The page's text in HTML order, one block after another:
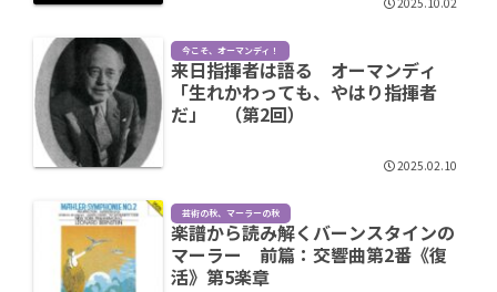
今こそ、オーマンディ！
来日指揮者は語る オーマンディ
「生れかわっても、やはり指揮者
だ」 （第2回）
2025.02.10
芸術の秋、マーラーの秋
楽譜から読み解くバーンスタインの
マーラー 前篇：交響曲第2番《復
活》第5楽章